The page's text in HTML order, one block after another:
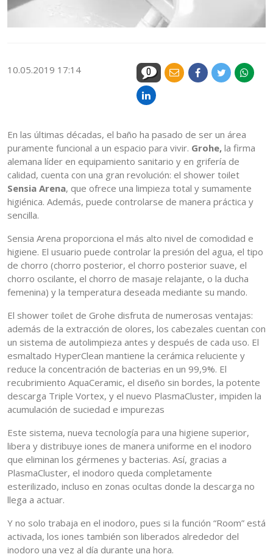
10.05.2019 17:14 0
En las últimas décadas, el baño ha pasado de ser un área
puramente funcional a un espacio para vivir. Grohe, la firma
alemana líder en equipamiento sanitario y en grifería de
calidad, cuenta con una gran revolución: el shower toilet
Sensia Arena, que ofrece una limpieza total y sumamente
higiénica. Además, puede controlarse de manera práctica y
sencilla.
Sensia Arena proporciona el más alto nivel de comodidad e
higiene. El usuario puede controlar la presión del agua, el tipo
de chorro (chorro posterior, el chorro posterior suave, el
chorro oscilante, el chorro de masaje relajante, o la ducha
femenina) y la temperatura deseada mediante su mando.
El shower toilet de Grohe disfruta de numerosas ventajas:
además de la extracción de olores, los cabezales cuentan con
un sistema de autolimpieza antes y después de cada uso. El
esmaltado HyperClean mantiene la cerámica reluciente y
reduce la concentración de bacterias en un 99,9%. El
recubrimiento AquaCeramic, el diseño sin bordes, la potente
descarga Triple Vortex, y el nuevo PlasmaCluster, impiden la
acumulación de suciedad e impurezas
Este sistema, nueva tecnología para una higiene superior,
libera y distribuye iones de manera uniforme en el inodoro
que eliminan los gérmenes y bacterias. Así, gracias a
PlasmaCluster, el inodoro queda completamente
esterilizado, incluso en zonas ocultas donde la descarga no
llega a actuar.
Y no solo trabaja en el inodoro, pues si la función “Room” está
activada, los iones también son liberados alrededor del
inodoro una vez al día durante una hora.